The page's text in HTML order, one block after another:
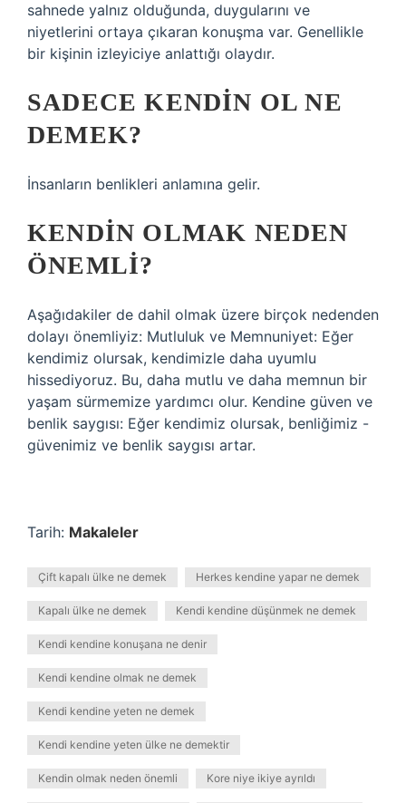
sahnede yalnız olduğunda, duygularını ve
niyetlerini ortaya çıkaran konuşma var. Genellikle
bir kişinin izleyiciye anlattığı olaydır.
SADECE KENDIN OL NE
DEMEK?
İnsanların benlikleri anlamına gelir.
KENDIN OLMAK NEDEN
ÖNEMLI?
Aşağıdakiler de dahil olmak üzere birçok nedenden
dolayı önemliyiz: Mutluluk ve Memnuniyet: Eğer
kendimiz olursak, kendimizle daha uyumlu
hissediyoruz. Bu, daha mutlu ve daha memnun bir
yaşam sürmemize yardımcı olur. Kendine güven ve
benlik saygısı: Eğer kendimiz olursak, benliğimiz -
güvenimiz ve benlik saygısı artar.
Tarih: Makaleler
Çift kapalı ülke ne demek Herkes kendine yapar ne demek
Kapalı ülke ne demek Kendi kendine düşünmek ne demek
Kendi kendine konuşana ne denir
Kendi kendine olmak ne demek
Kendi kendine yeten ne demek
Kendi kendine yeten ülke ne demektir
Kendin olmak neden önemli Kore niye ikiye ayrıldı